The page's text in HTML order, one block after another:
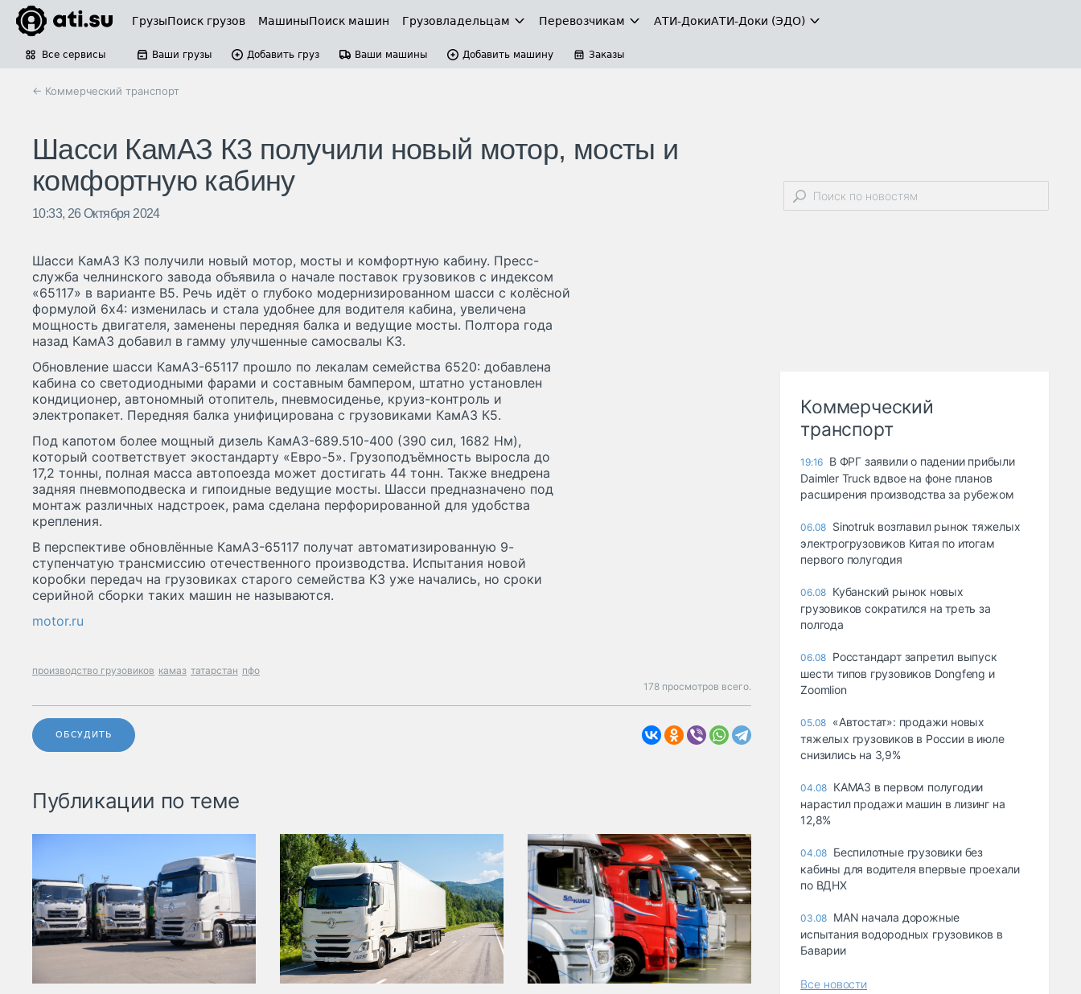
ГрузыПоиск грузов МашиныПоиск машин Грузовладельцам Перевозчикам АТИ-ДокиАТИ-Доки (ЭДО)
Все сервисы Ваши грузы Добавить груз Ваши машины Добавить машину Заказы
← Коммерческий транспорт
Шасси КамАЗ К3 получили новый мотор, мосты и
комфортную кабину
10:33, 26 Октября 2024
Шасси КамАЗ К3 получили новый мотор, мосты и комфортную кабину. Пресс-
служба челнинского завода объявила о начале поставок грузовиков с индексом
«65117» в варианте B5. Речь идёт о глубоко модернизированном шасси с колёсной
формулой 6х4: изменилась и стала удобнее для водителя кабина, увеличена
мощность двигателя, заменены передняя балка и ведущие мосты. Полтора года
назад КамАЗ добавил в гамму улучшенные самосвалы К3.
Обновление шасси КамАЗ-65117 прошло по лекалам семейства 6520: добавлена
кабина со светодиодными фарами и составным бампером, штатно установлен
кондиционер, автономный отопитель, пневмосиденье, круиз-контроль и
электропакет. Передняя балка унифицирована с грузовиками КамАЗ К5.
Под капотом более мощный дизель КамАЗ-689.510-400 (390 сил, 1682 Нм),
который соответствует экостандарту «Евро-5». Грузоподъёмность выросла до
17,2 тонны, полная масса автопоезда может достигать 44 тонн. Также внедрена
задняя пневмоподвеска и гипоидные ведущие мосты. Шасси предназначено под
монтаж различных надстроек, рама сделана перфорированной для удобства
крепления.
В перспективе обновлённые КамАЗ-65117 получат автоматизированную 9-
ступенчатую трансмиссию отечественного производства. Испытания новой
коробки передач на грузовиках старого семейства К3 уже начались, но сроки
серийной сборки таких машин не называются.
motor.ru
производство грузовиков камаз татарстан пфо
178 просмотров всего.
ОБСУДИТЬ
Публикации по теме
Коммерческий
транспорт
19:16 В ФРГ заявили о падении прибыли
Daimler Truck вдвое на фоне планов
расширения производства за рубежом
06.08 Sinotruk возглавил рынок тяжелых
электрогрузовиков Китая по итогам
первого полугодия
06.08 Кубанский рынок новых
грузовиков сократился на треть за
полгода
06.08 Росстандарт запретил выпуск
шести типов грузовиков Dongfeng и
Zoomlion
05.08 «Автостат»: продажи новых
тяжелых грузовиков в России в июле
снизились на 3,9%
04.08 КАМАЗ в первом полугодии
нарастил продажи машин в лизинг на
12,8%
04.08 Беспилотные грузовики без
кабины для водителя впервые проехали
по ВДНХ
03.08 MAN начала дорожные
испытания водородных грузовиков в
Баварии
Все новости